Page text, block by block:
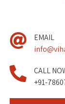
EMAIL
CALL
+91-